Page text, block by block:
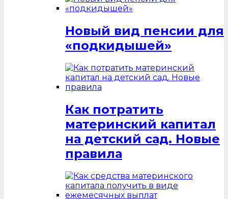
Новый вид пенсии для
«подкидышей»
Как потратить
материнский капитал
на детский сад. Новые
правила